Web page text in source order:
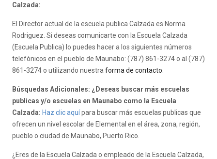
Calzada:
El Director actual de la escuela publica Calzada es Norma
Rodriguez. Si deseas comunicarte con la Escuela Calzada
(Escuela Publica) lo puedes hacer a los siguientes números
telefónicos en el pueblo de Maunabo: (787) 861-3274 o al (787)
861-3274 o utilizando nuestra forma de contacto
Búsquedas Adicionales: ¿Deseas buscar más escuelas
publicas y/o escuelas en Maunabo como la Escuela
Calzada: Haz clic aquípara buscar más escuelas publicas que
ofrecen un nivel escolar de Elemental en el área, zona, región,
pueblo o ciudad de Maunabo, Puerto Rico.
¿Eres de la Escuela Calzada o empleado de la Escuela Calzada,